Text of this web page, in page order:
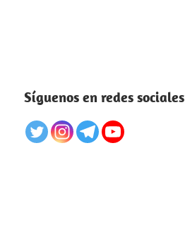
Síguenos en redes sociales